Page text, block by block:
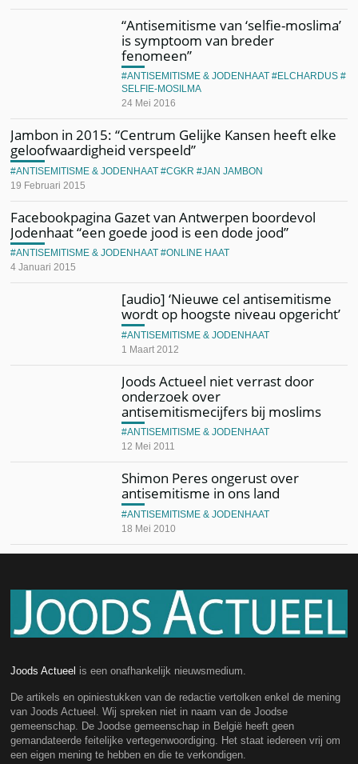
“Antisemitisme van ‘selfie-moslima’
is symptoom van breder
fenomeen”
24 Mei 2016
ANTISEMITISME & JODENHAAT
ELCHARDUS
SELFIE-MOSILMA
Jambon in 2015: “Centrum Gelijke Kansen heeft elke
geloofwaardigheid verspeeld”
19 Februari 2015
ANTISEMITISME & JODENHAAT CGKR JAN JAMBON
Facebookpagina Gazet van Antwerpen boordevol
Jodenhaat “een goede jood is een dode jood”
4 Januari 2015
ANTISEMITISME & JODENHAAT ONLINE HAAT
[audio] ‘Nieuwe cel antisemitisme
wordt op hoogste niveau opgericht’
1 Maart 2012
ANTISEMITISME & JODENHAAT
Joods Actueel niet verrast door
onderzoek over
antisemitismecijfers bij moslims
12 Mei 2011
ANTISEMITISME & JODENHAAT
Shimon Peres ongerust over
antisemitisme in ons land
18 Mei 2010
ANTISEMITISME & JODENHAAT
Joods Actueel is een onafhankelijk nieuwsmedium.
De artikels en opiniestukken van de redactie vertolken enkel de mening
van Joods Actueel. Wij spreken niet in naam van de Joodse
gemeenschap. De Joodse gemeenschap in België heeft geen
gemandateerde feitelijke vertegenwoordiging. Het staat iedereen vrij om
een eigen mening te hebben en die te verkondigen.